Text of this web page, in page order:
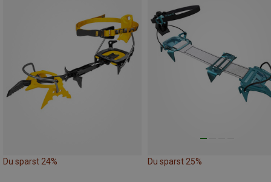
Du sparst 24% Du sparst 25%